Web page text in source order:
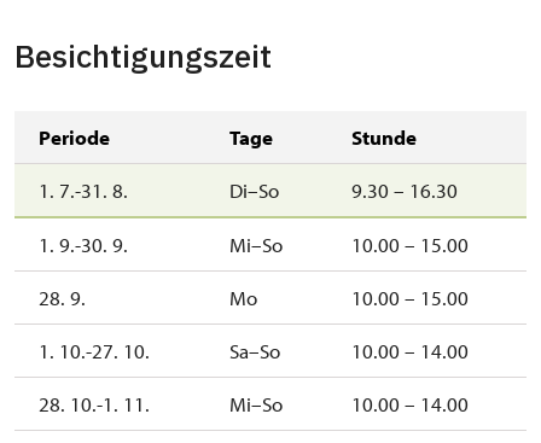
Besichtigungszeit
Periode Tage Stunde
1. 7.-31. 8. Di–So 9.30 – 16.30
1. 9.-30. 9. Mi–So 10.00 – 15.00
28. 9. Mo 10.00 – 15.00
1. 10.-27. 10. Sa–So 10.00 – 14.00
28. 10.-1. 11. Mi–So 10.00 – 14.00